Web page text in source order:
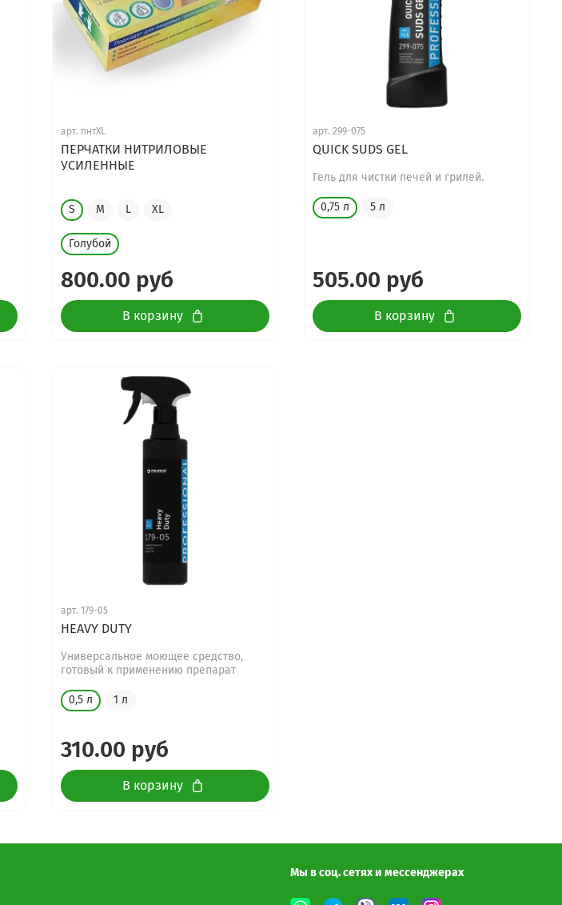
арт. пнтXL
ПЕРЧАТКИ НИТРИЛОВЫЕ
УСИЛЕННЫЕ
S M L XL
Голубой
800.00 руб
В корзину
арт.299-075
QUICK SUDS GEL
Гель для чистки печей и грилей.
0,75 л 5 л
505.00 руб
В корзину
арт.179-05
HEAVY DUTY
Универсальное моющее средство,
готовый к применению препарат
0,5 л 1 л
310.00 руб
В корзину
Мы в соц. сетях и мессенджерах